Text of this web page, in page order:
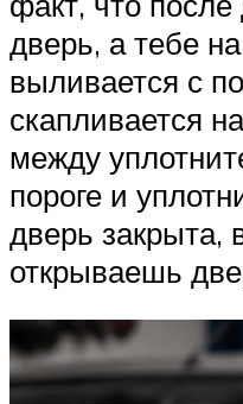
дверь, а тебе
выливается с
скапливается
между
пороге и
дверь закрыта,
открываешь